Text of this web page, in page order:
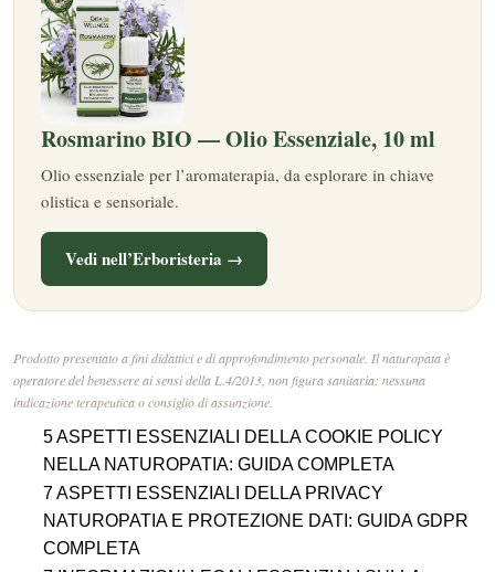
Rosmarino BIO — Olio Essenziale, 10 ml
Olio essenziale per l’aromaterapia, da esplorare in chiave
olistica e sensoriale.
Vedi nell’Erboristeria →
Prodotto presentato a fini didattici e di approfondimento personale. Il naturopata è
operatore del benessere ai sensi della L.4/2013, non figura sanitaria: nessuna
indicazione terapeutica o consiglio di assunzione.
5 ASPETTI ESSENZIALI DELLA COOKIE POLICY
NELLA NATUROPATIA: GUIDA COMPLETA
7 ASPETTI ESSENZIALI DELLA PRIVACY
NATUROPATIA E PROTEZIONE DATI: GUIDA GDPR
COMPLETA